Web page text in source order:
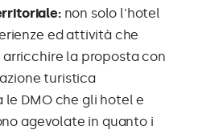
non solo l'hotel
ed attività che
la proposta con
turistica
le DMO che gli hotel e
agevolate in quanto i